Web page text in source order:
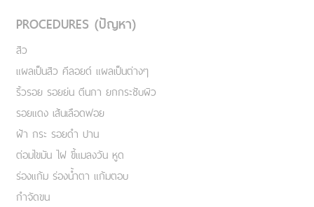
PROCEDURES (ปัญหา)
สิว
แผลเป็นสิว คีลอยด์ แผลเป็นต่างๆ
ริ้วรอย รอยย่น ตีนกา ยกกระชับผิว
รอยแดง เส้นเลือดฟอย
ฝ้า กระ รอยดำ ปาน
ต่อมไขมัน ไฝ ขี้แมลงวัน หูด
ร่องแก้ม ร่องน้ำตา แก้มตอบ
กำจัดขน